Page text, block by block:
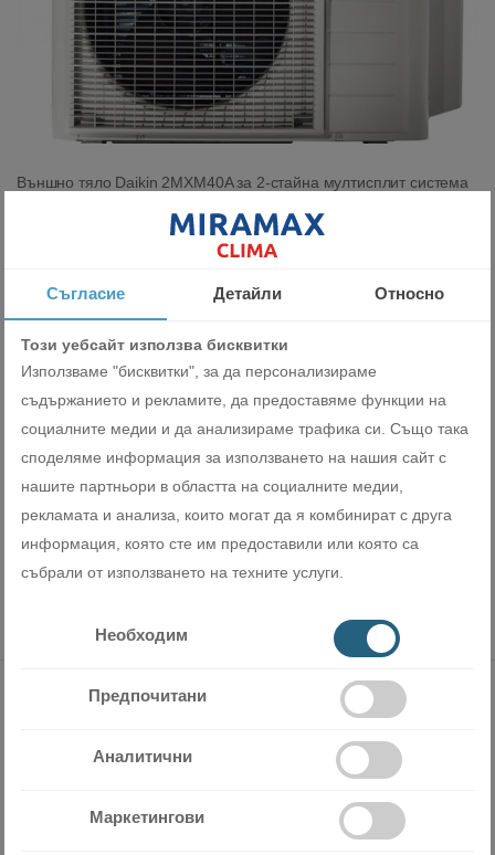
Външно тяло Daikin 2MXM40A за 2-стайна мултисплит система
‹ 1 2 ... 7 8 9 10 ›
Запишете се за новини
Абонирайте се за нашия бюлетин, за да получавате
Съгласие Детайли Относно
Този уебсайт използва бисквитки
Използваме "бисквитки", за да персонализираме
съдържанието и рекламите, да предоставяме функции на
социалните медии и да анализираме трафика си. Също така
споделяме информация за използването на нашия сайт с
нашите партньори в областта на социалните медии,
рекламата и анализа, които могат да я комбинират с друга
информация, която сте им предоставили или която са
събрали от използването на техните услуги.
Необходим
Предпочитани
Аналитични
Маркетингови